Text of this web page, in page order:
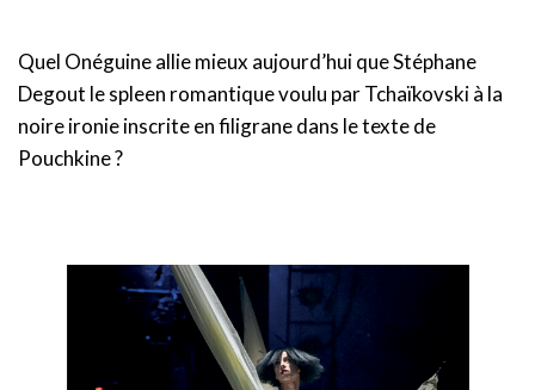
Quel Onéguine allie mieux aujourd’hui que Stéphane
Degout le spleen romantique voulu par Tchaïkovski à la
noire ironie inscrite en filigrane dans le texte de
Pouchkine ?